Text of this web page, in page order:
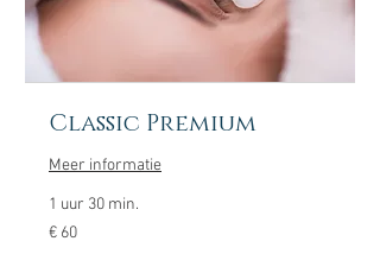
Classic Premium
Meer informatie
1 uur 30 min.
60
euro
€ 60